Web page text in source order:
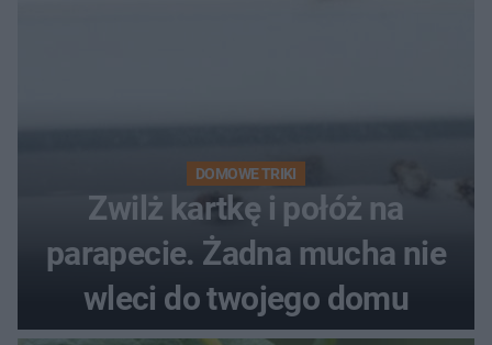
DOMOWE TRIKI
Zwilż kartkę i połóż na
parapecie. Żadna mucha nie
wleci do twojego domu